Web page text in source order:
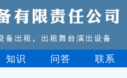
知识 问答 联系